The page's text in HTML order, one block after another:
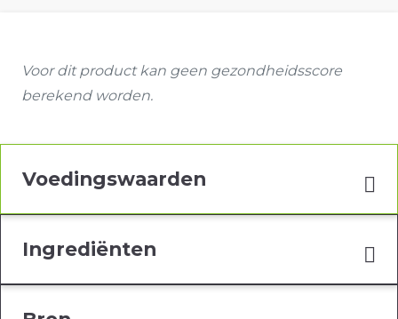
Voor dit product kan geen gezondheidsscore
berekend worden.
Voedingswaarden
Ingrediënten